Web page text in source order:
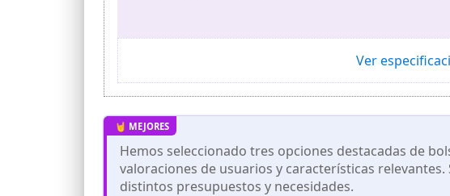
Cabezal de ducha avanzado: este cabezal de ducha
experiencia de ducha mucho mejor
Diseño inteligente que absorbe el calor e indicador
calentar el agua dentro de la bolsa. Calienta el agua
Bolsa de ducha multiusos para exteriores: esta bolsa de
puede colgar en tiendas de campaña o ramas
Ver
Hemos seleccionado tres opciones destacadas de
valoraciones de usuarios y características
distintos presupuestos y necesidades.